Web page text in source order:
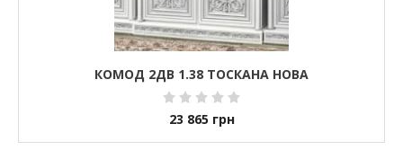
КОМОД 2ДВ 1.38 ТОСКАНА НОВА
23 865 грн